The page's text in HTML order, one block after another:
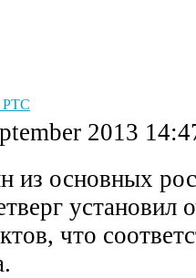
РТС
2013
из основных
установил
что